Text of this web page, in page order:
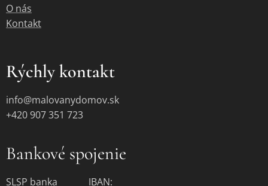
O nás
Kontakt
Rýchly kontakt
info@malovanydomov.sk
+420 907 351 723
Bankové spojenie
SLSP banka IBAN: